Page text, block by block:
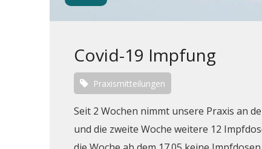
Covid-19 Impfung
Praxismitteilungen
Seit 2 Wochen nimmt unsere Praxis an
und die zweite Woche weitere 12